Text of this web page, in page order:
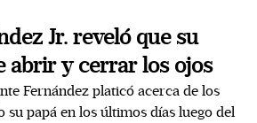
Jr. reveló que su
abrir y cerrar los ojos
Fernández platicó acerca de los
su papá en los últimos días luego del